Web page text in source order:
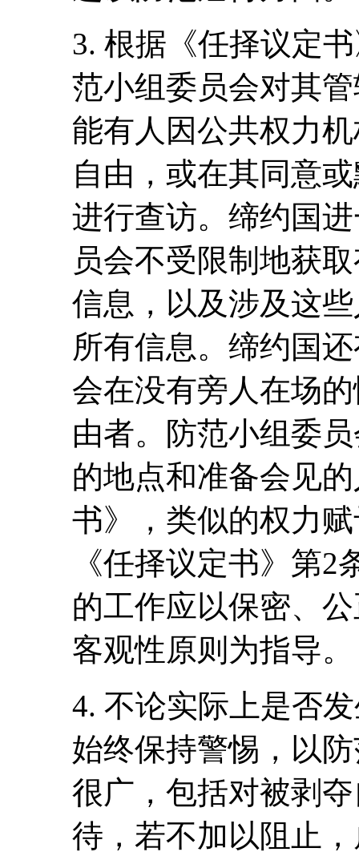
3. 根据《任择议定
范小组委员会对其
能有人因公共权力
自由，或在其同意
进行查访。缔约国
员会不受限制地获
信息，以及涉及这
所有信息。缔约国
会在没有旁人在场
由者。防范小组委
的地点和准备会见
书》，类似的权力
《任择议定书》第
的工作应以保密、
客观性原则为指导。
4. 不论实际上是否
始终保持警惕，以
很广，包括对被剥
待，若不加以阻止